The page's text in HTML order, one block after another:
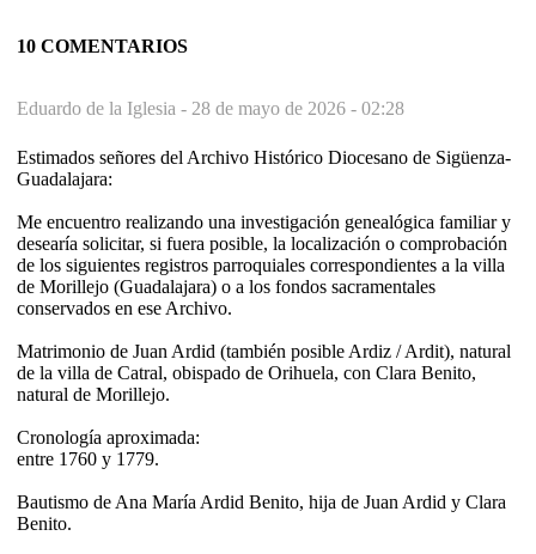
10 COMENTARIOS
Eduardo de la Iglesia - 28 de mayo de 2026 - 02:28
Estimados señores del Archivo Histórico Diocesano de Sigüenza-
Guadalajara:
Me encuentro realizando una investigación genealógica familiar y
desearía solicitar, si fuera posible, la localización o comprobación
de los siguientes registros parroquiales correspondientes a la villa
de Morillejo (Guadalajara) o a los fondos sacramentales
conservados en ese Archivo.
Matrimonio de Juan Ardid (también posible Ardiz / Ardit), natural
de la villa de Catral, obispado de Orihuela, con Clara Benito,
natural de Morillejo.
Cronología aproximada:
entre 1760 y 1779.
Bautismo de Ana María Ardid Benito, hija de Juan Ardid y Clara
Benito.